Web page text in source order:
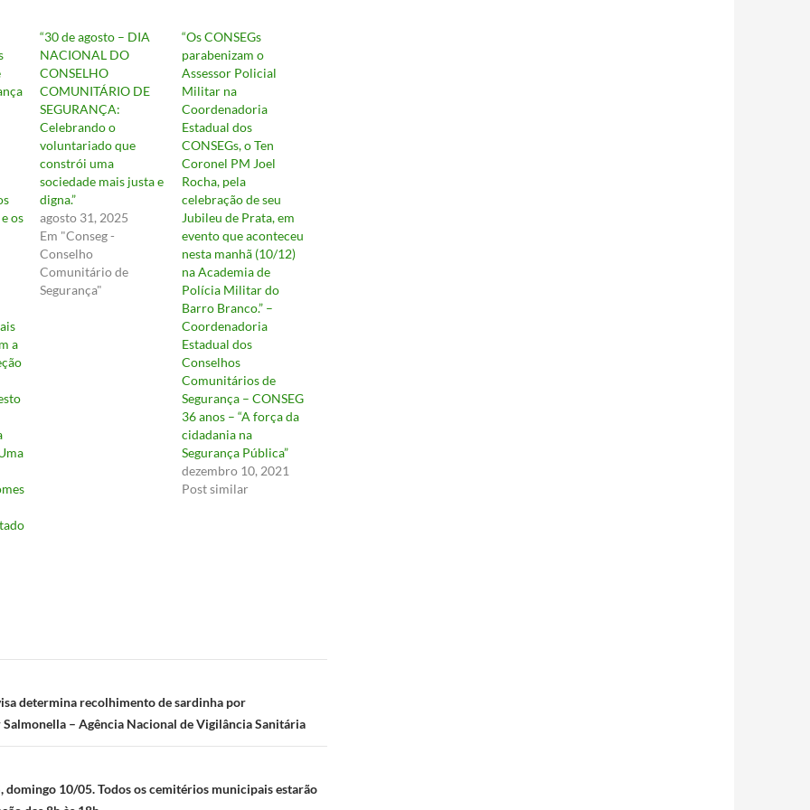
os
a
“30 de agosto – DIA
NACIONAL DO
CONSELHO
COMUNITÁRIO DE
SEGURANÇA:
Celebrando o
voluntariado que
constrói uma
sociedade mais justa e
digna.”
agosto 31, 2025
Em "Conseg -
Conselho
Comunitário de
Segurança"
“Os CONSEGs
parabenizam o
Assessor Policial
Militar na
Coordenadoria
Estadual dos
CONSEGs, o Ten
Coronel PM Joel
Rocha, pela
celebração de seu
Jubileu de Prata, em
evento que aconteceu
nesta manhã (10/12)
na Academia de
Polícia Militar do
Barro Branco.” –
Coordenadoria
Estadual dos
Conselhos
Comunitários de
Segurança – CONSEG
36 anos – “A força da
cidadania na
Segurança Pública”
dezembro 10, 2021
Post similar
determina recolhimento de sardinha por
– Agência Nacional de Vigilância Sanitária
domingo 10/05. Todos os cemitérios municipais estarão